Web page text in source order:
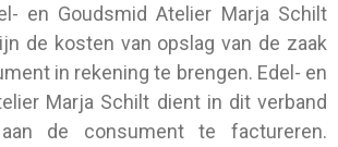
en Goudsmid Atelier Marja Schilt
de kosten van opslag van de zaak
in rekening te brengen. Edel- en
Marja Schilt dient in dit verband
de consument te factureren.